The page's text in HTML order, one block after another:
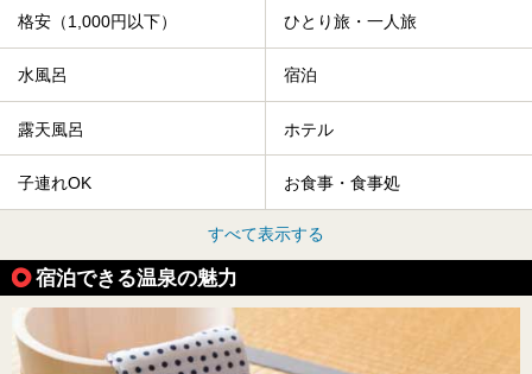
格安（1,000円以下） ひとり旅・一人旅
水風呂 宿泊
露天風呂 ホテル
子連れOK お食事・食事処
すべて表示する
宿泊できる温泉の魅力